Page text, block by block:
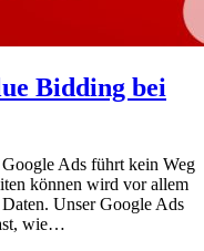
Bidding bei
Ads führt kein Weg
können wird vor allem
Unser Google Ads
wie…